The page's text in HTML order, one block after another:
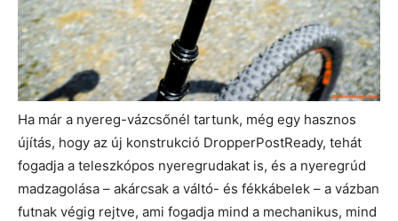
Ha már a nyereg-vázcsőnél tartunk, még egy hasznos
újítás, hogy az új konstrukció DropperPostReady, tehát
fogadja a teleszkópos nyeregrudakat is, és a nyeregrúd
madzagolása – akárcsak a váltó- és fékkábelek – a vázban
futnak végig rejtve, ami fogadja mind a mechanikus, mind